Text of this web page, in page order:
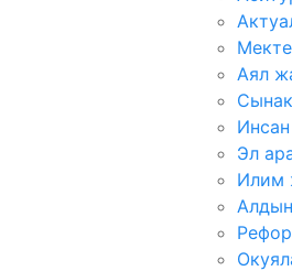
Аял
Сынак
Инсан
Эл
Илим